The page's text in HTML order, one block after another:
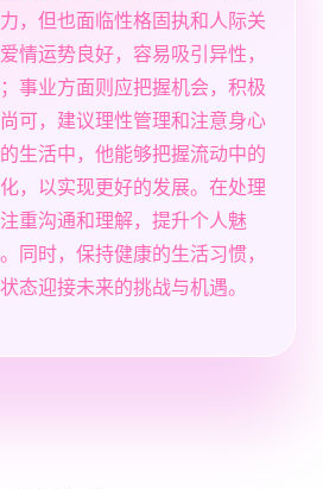
，但也面临性格固执和人际关
情运势良好，容易吸引异性，
事业方面则应把握机会，积极
可，建议理性管理和注意身心
生活中，他能够把握流动中的
，以实现更好的发展。在处理
重沟通和理解，提升个人魅
同时，保持健康的生活习惯，
态迎接未来的挑战与机遇。